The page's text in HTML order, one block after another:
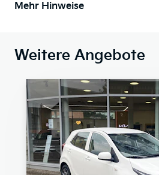
Mehr Hinweise
Weitere Angebote